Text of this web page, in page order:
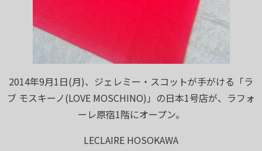
2014年9月1日(月)、ジェレミー・スコットが手がける「ラ
ブ モスキーノ(LOVE MOSCHINO)」の日本1号店が、ラフォ
ーレ原宿1階にオープン。
LECLAIRE HOSOKAWA